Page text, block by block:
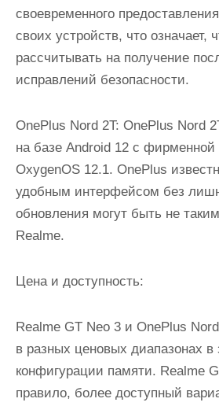
своевременного
своих устройств, что означает,
рассчитывать на получение
исправлений безопасности.
OnePlus Nord 2T: OnePlus Nord
на базе Android 12 с фирменной
OxygenOS 12.1. OnePlus
удобным интерфейсом без
обновления могут быть не
Realme.
Цена и доступность:
Realme GT Neo 3 и OnePlus
в разных ценовых диапазонах в
конфигурации памяти. Realme
правило, более доступный